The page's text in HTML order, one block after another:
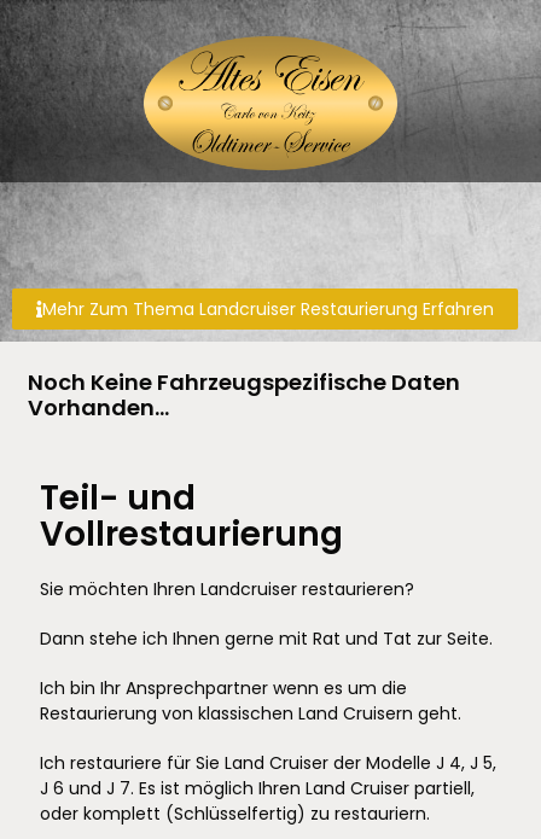
Mehr Zum Thema Landcruiser Restaurierung Erfahren
Noch Keine Fahrzeugspezifische Daten
Vorhanden…
Teil- und
Vollrestaurierung
Sie möchten Ihren Landcruiser restaurieren?
Dann stehe ich Ihnen gerne mit Rat und Tat zur Seite.
Ich bin Ihr Ansprechpartner wenn es um die
Restaurierung von klassischen Land Cruisern geht.
Ich restauriere für Sie Land Cruiser der Modelle J 4, J 5,
J 6 und J 7. Es ist möglich Ihren Land Cruiser partiell,
oder komplett (Schlüsselfertig) zu restauriern.